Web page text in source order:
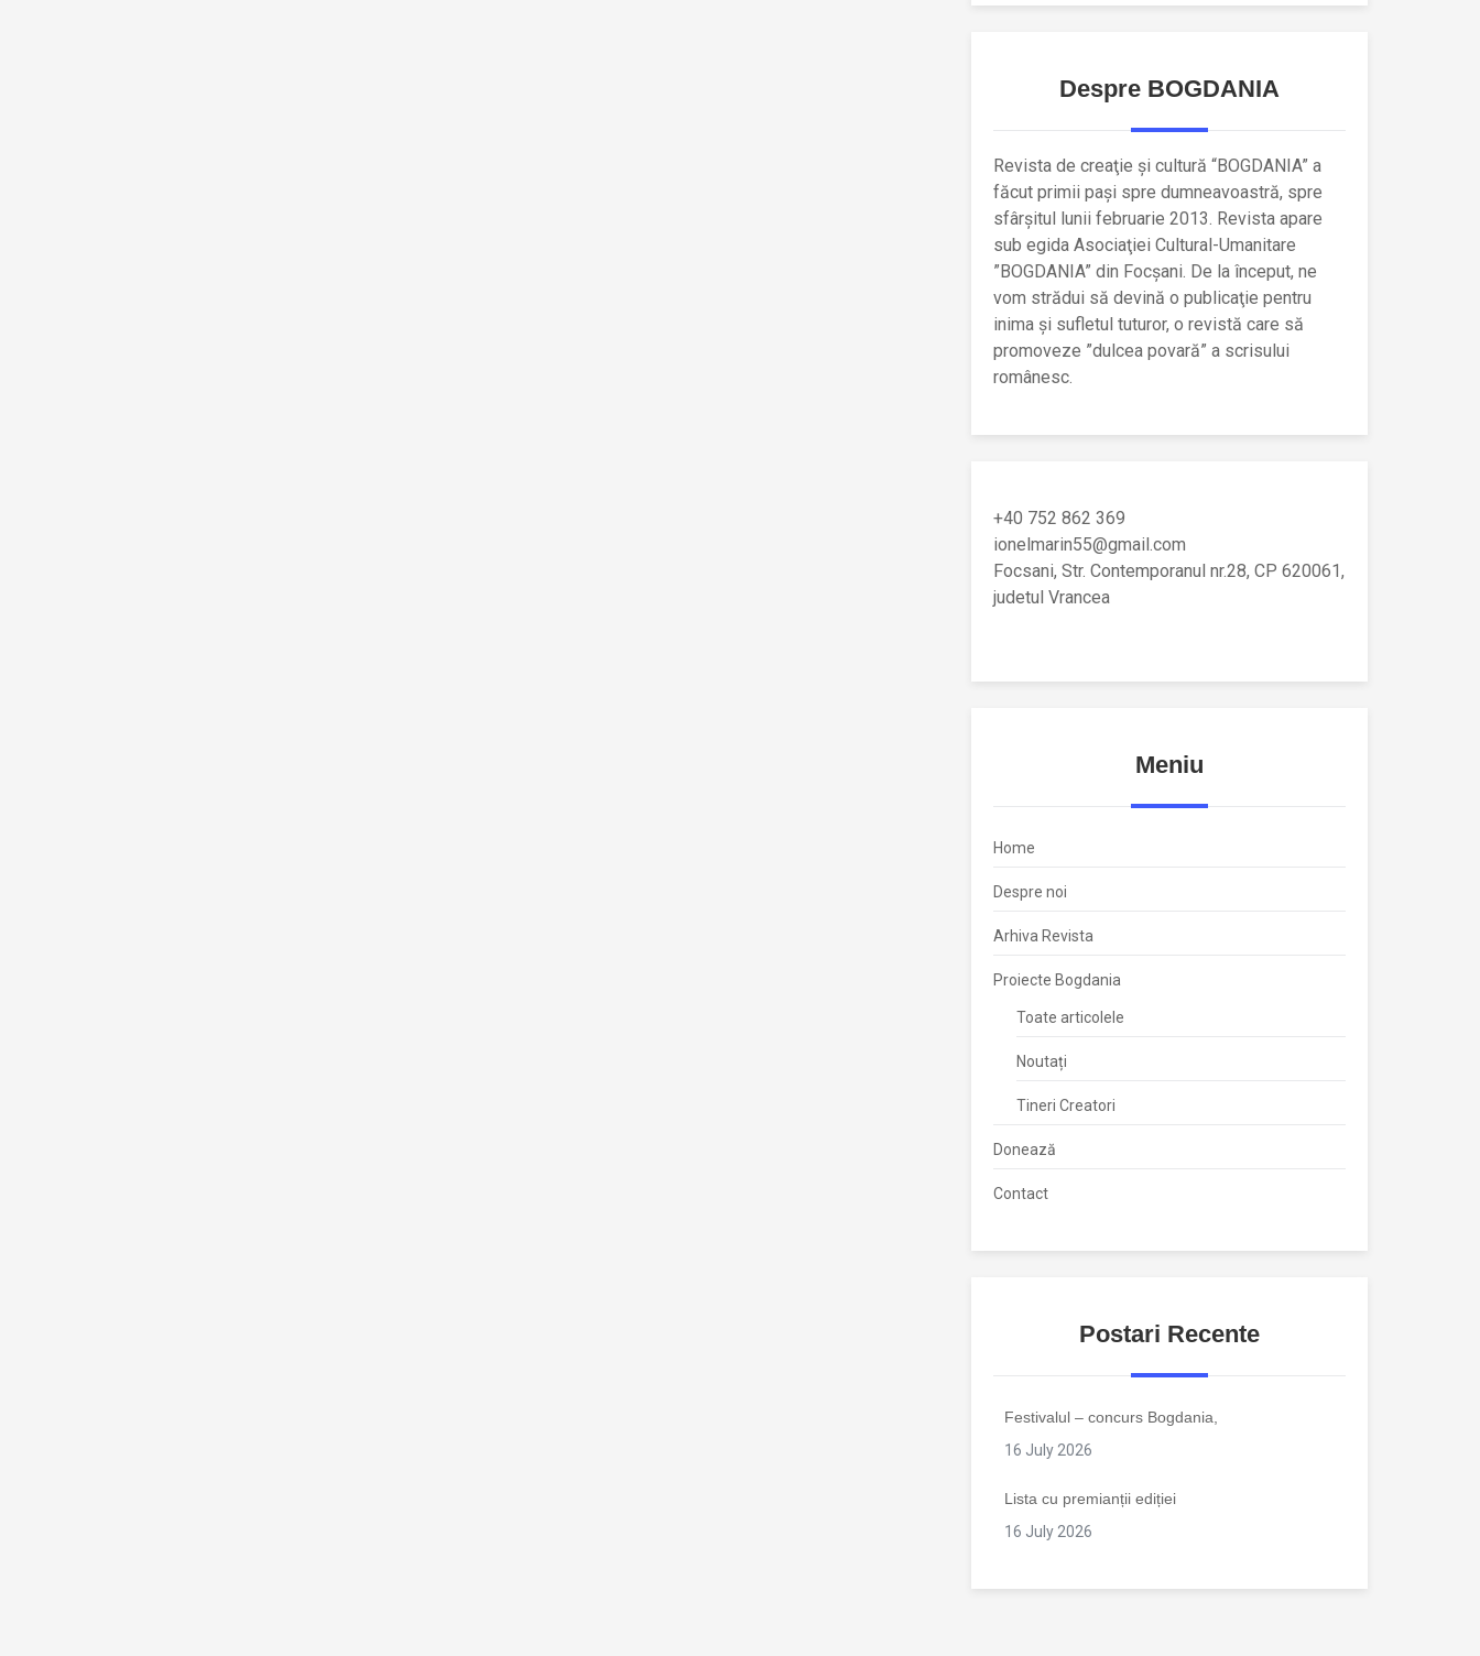
Despre BOGDANIA
Revista de creaţie şi cultură “BOGDANIA” a
făcut primii paşi spre dumneavoastră, spre
sfârşitul lunii februarie 2013. Revista apare
sub egida Asociaţiei Cultural-Umanitare
”BOGDANIA” din Focşani. De la început, ne
vom strădui să devină o publicaţie pentru
inima şi sufletul tuturor, o revistă care să
promoveze ”dulcea povară” a scrisului
românesc.
+40 752 862 369
ionelmarin55@gmail.com
Focsani, Str. Contemporanul nr.28, CP 620061,
judetul Vrancea
Meniu
Home
Despre noi
Arhiva Revista
Proiecte Bogdania
Toate articolele
Noutați
Tineri Creatori
Donează
Contact
Postari Recente
Festivalul – concurs Bogdania,
16 July 2026
Lista cu premianții ediției
16 July 2026